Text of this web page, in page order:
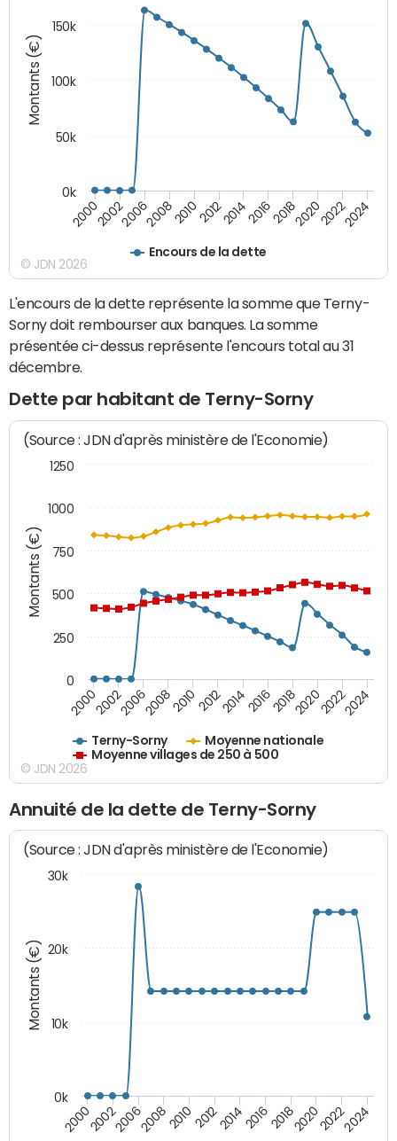
Montants (€)
Encours de la dette
200020022006200820102012201420162018202020222024
0k
50k
100k
150k
© JDN 2026
L'encours de la dette représente la somme que Terny-
Sorny doit rembourser aux banques. La somme
présentée ci-dessus représente l'encours total au 31
décembre.
Dette par habitant de Terny-Sorny
Montants (€)
(Source : JDN d'après ministère de l'Economie)
Terny-Sorny
Moyenne nationale
Moyenne villages de 250 à 500
200020022006200820102012201420162018202020222024
0
250
500
750
1000
1250
© JDN 2026
Annuité de la dette de Terny-Sorny
Montants (€)
(Source : JDN d'après ministère de l'Economie)
200020022006200820102012201420162018202020222024
0k
10k
20k
30k